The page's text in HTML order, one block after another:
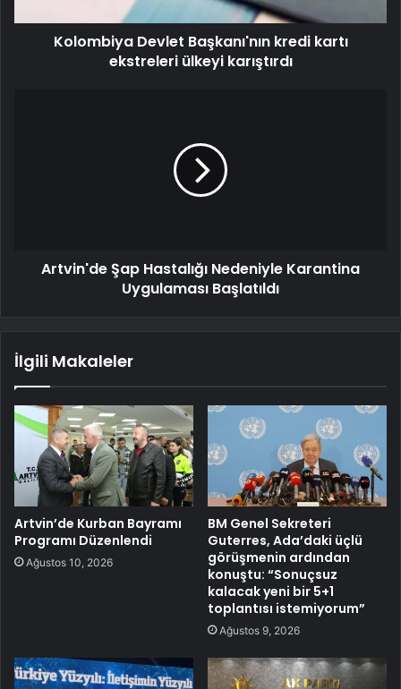
Kolombiya Devlet Başkanı'nın kredi kartı
ekstreleri ülkeyi karıştırdı
Artvin'de Şap Hastalığı Nedeniyle Karantina
Uygulaması Başlatıldı
İlgili Makaleler
Artvin’de Kurban Bayramı
Programı Düzenlendi
Ağustos 10, 2026
BM Genel Sekreteri
Guterres, Ada’daki üçlü
görüşmenin ardından
konuştu: “Sonuçsuz
kalacak yeni bir 5+1
toplantısı istemiyorum”
Ağustos 9, 2026